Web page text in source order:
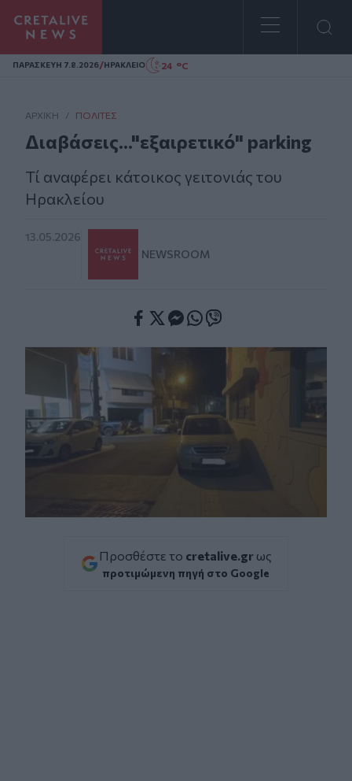
Homepage
ΠΑΡΑΣΚΕΥΗ 7.8.2026/ΗΡΑΚΛΕΙΟ 24 °C
ΑΡΧΙΚΗ / ΠΟΛΊΤΕΣ
Διαβάσεις..."εξαιρετικό" parking​​​​​​​
Τί αναφέρει κάτοικος γειτονιάς του
Ηρακλείου
13.05.2026
NEWSROOM
Προσθέστε το cretalive.gr ως
προτιμώμενη πηγή στο Google